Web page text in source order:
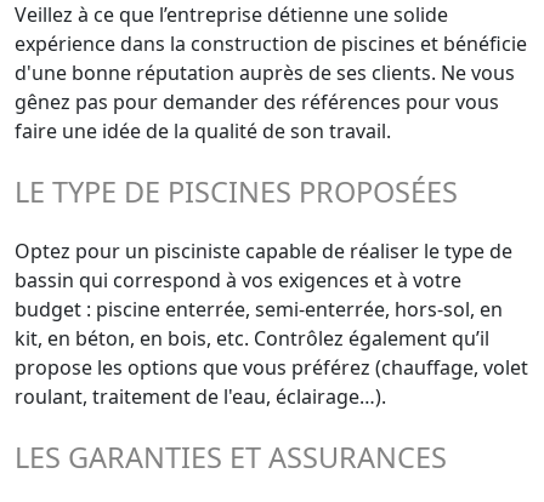
Veillez à ce que l’entreprise détienne une solide
expérience dans la construction de piscines et bénéficie
d'une bonne réputation auprès de ses clients. Ne vous
gênez pas pour demander des références pour vous
faire une idée de la qualité de son travail.
LE TYPE DE PISCINES PROPOSÉES
Optez pour un pisciniste capable de réaliser le type de
bassin qui correspond à vos exigences et à votre
budget : piscine enterrée, semi-enterrée, hors-sol, en
kit, en béton, en bois, etc. Contrôlez également qu’il
propose les options que vous préférez (chauffage, volet
roulant, traitement de l'eau, éclairage…).
LES GARANTIES ET ASSURANCES